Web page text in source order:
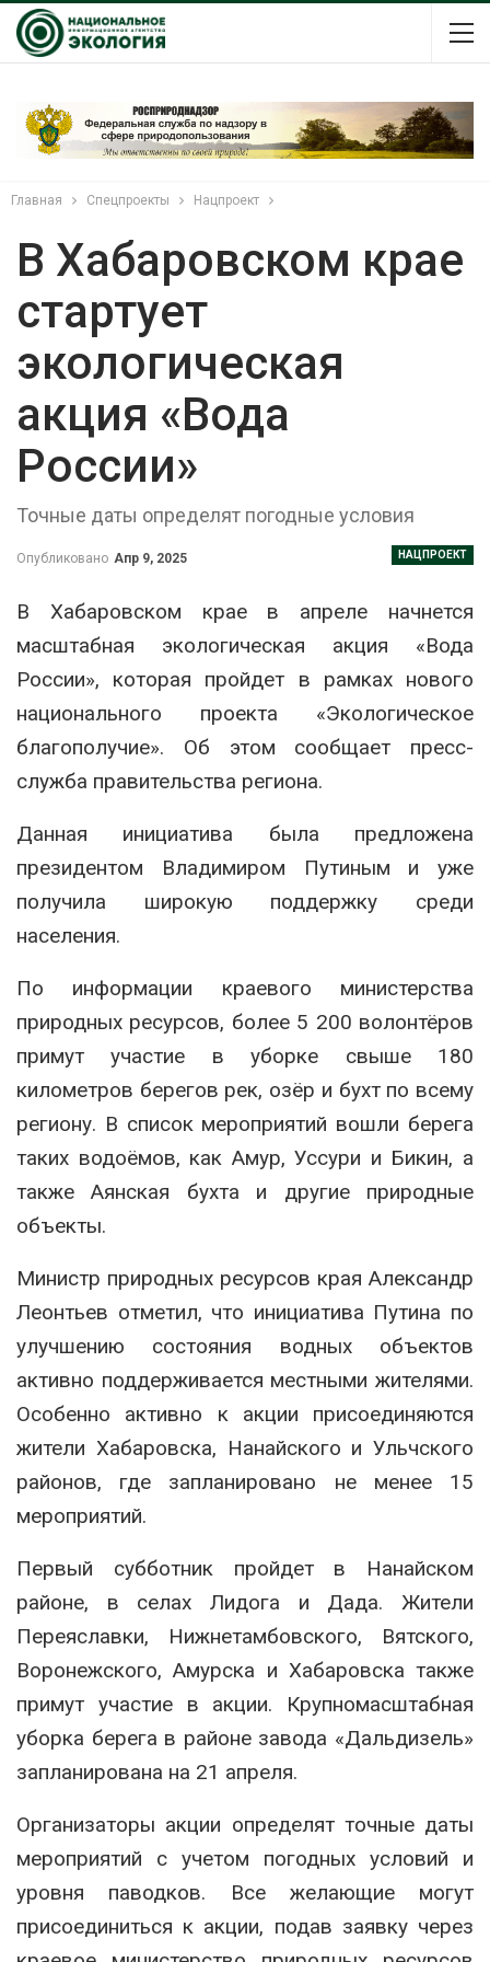
Главная Спецпроекты Нацпроект
В Хабаровском крае
стартует
экологическая
акция «Вода
России»
Точные даты определят погодные условия
НАЦПРОЕКТ
Опубликовано Апр 9, 2025
В Хабаровском крае в апреле начнется
масштабная экологическая акция «Вода
России», которая пройдет в рамках нового
национального проекта «Экологическое
благополучие». Об этом сообщает пресс-
служба правительства региона.
Данная инициатива была предложена
президентом Владимиром Путиным и уже
получила широкую поддержку среди
населения.
По информации краевого министерства
природных ресурсов, более 5 200 волонтёров
примут участие в уборке свыше 180
километров берегов рек, озёр и бухт по всему
региону. В список мероприятий вошли берега
таких водоёмов, как Амур, Уссури и Бикин, а
также Аянская бухта и другие природные
объекты.
Министр природных ресурсов края Александр
Леонтьев отметил, что инициатива Путина по
улучшению состояния водных объектов
активно поддерживается местными жителями.
Особенно активно к акции присоединяются
жители Хабаровска, Нанайского и Ульчского
районов, где запланировано не менее 15
мероприятий.
Первый субботник пройдет в Нанайском
районе, в селах Лидога и Дада. Жители
Переяславки, Нижнетамбовского, Вятского,
Воронежского, Амурска и Хабаровска также
примут участие в акции. Крупномасштабная
уборка берега в районе завода «Дальдизель»
запланирована на 21 апреля.
Организаторы акции определят точные даты
мероприятий с учетом погодных условий и
уровня паводков. Все желающие могут
присоединиться к акции, подав заявку через